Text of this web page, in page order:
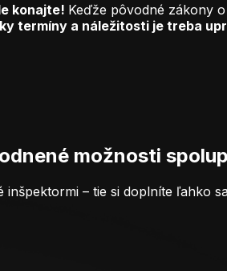
konajte! Keďže pôvodné zákony
termíny a náležitosti je treba
možnosti
– tie si doplníte ľahko